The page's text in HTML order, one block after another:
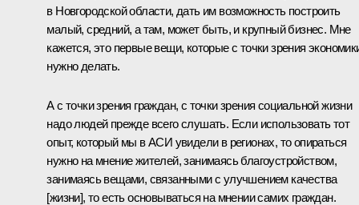
в Новгородской области, дать им возможность построить
малый, средний, а там, может быть, и крупный бизнес. Мне
кажется, это первые вещи, которые с точки зрения
нужно делать.
А с точки зрения граждан, с точки зрения социальной жизни
надо людей прежде всего слушать. Если использовать тот
опыт, который мы в АСИ увидели в регионах, то опираться
нужно на мнение жителей, занимаясь благоустройством,
занимаясь вещами, связанными с улучшением качества
[жизни], то есть основываться на мнении самих граждан.